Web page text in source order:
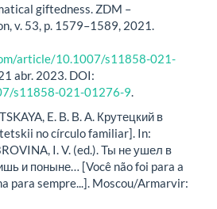
giftedness. ZDM –
v. 53, p. 1579–1589, 2021.
article/10.1007/s11858-021-
abr. 2023. DOI:
s11858-021-01276-9.
E. В. В. А. Крутецкий в
no círculo familiar]. In:
I. V. (ed.). Ты не ушел в
и поныне… [Você não foi para a
para sempre...]. Moscou/Armarvir: